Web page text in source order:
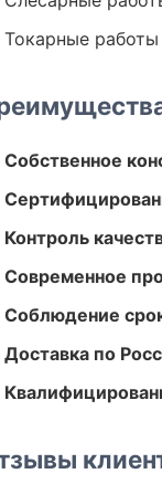
Токарные работы
Собственное
Контроль
Современное
Соблюдение
Доставка по